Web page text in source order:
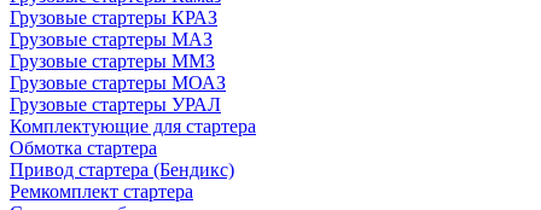
Грузовые стартеры КРАЗ
Грузовые стартеры МАЗ
Грузовые стартеры ММЗ
Грузовые стартеры МОАЗ
Грузовые стартеры УРАЛ
Комплектующие для стартера
Обмотка стартера
Привод стартера (Бендикс)
Ремкомплект стартера